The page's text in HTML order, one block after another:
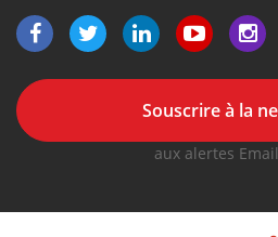
Souscrire à la
aux alertes